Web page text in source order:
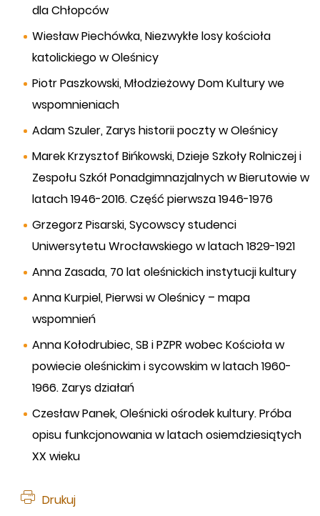
dla Chłopców
Wiesław Piechówka, Niezwykłe losy kościoła
katolickiego w Oleśnicy
Piotr Paszkowski, Młodzieżowy Dom Kultury we
wspomnieniach
Adam Szuler, Zarys historii poczty w Oleśnicy
Marek Krzysztof Bińkowski, Dzieje Szkoły Rolniczej i
Zespołu Szkół Ponadgimnazjalnych w Bierutowie w
latach 1946-2016. Część pierwsza 1946-1976
Grzegorz Pisarski, Sycowscy studenci
Uniwersytetu Wrocławskiego w latach 1829-1921
Anna Zasada, 70 lat oleśnickich instytucji kultury
Anna Kurpiel, Pierwsi w Oleśnicy – mapa
wspomnień
Anna Kołodrubiec, SB i PZPR wobec Kościoła w
powiecie oleśnickim i sycowskim w latach 1960-
1966. Zarys działań
Czesław Panek, Oleśnicki ośrodek kultury. Próba
opisu funkcjonowania w latach osiemdziesiątych
XX wieku
Drukuj